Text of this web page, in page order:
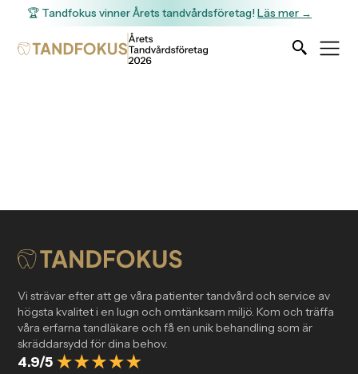
🏆 Tandfokus vinner Årets tandvårdsföretag!Läs mer →
Vi strävar efter att ge våra patienter tandvård och service av
högsta kvalitet i en lugn och omtänksam miljö. Kom och träffa
våra erfarna tandläkare och få en unik behandling som är
skräddarsydd för dina behov.
4.9/5